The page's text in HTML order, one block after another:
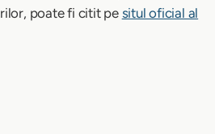
poate fi citit pe situl oficial al